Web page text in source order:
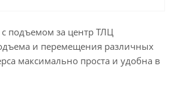
подъемом за центр ТЛЦ
и перемещения различных
максимально проста и удобна в